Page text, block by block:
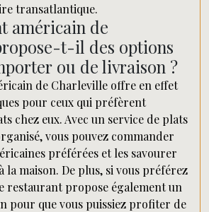
transatlantique.
américain de
t-il des options
ou de livraison ?
de Charleville offre en effet
pour ceux qui préfèrent
chez eux. Avec un service de plats
vous pouvez commander
préférées et les savourer
maison. De plus, si vous préférez
restaurant propose également un
pour que vous puissiez profiter de